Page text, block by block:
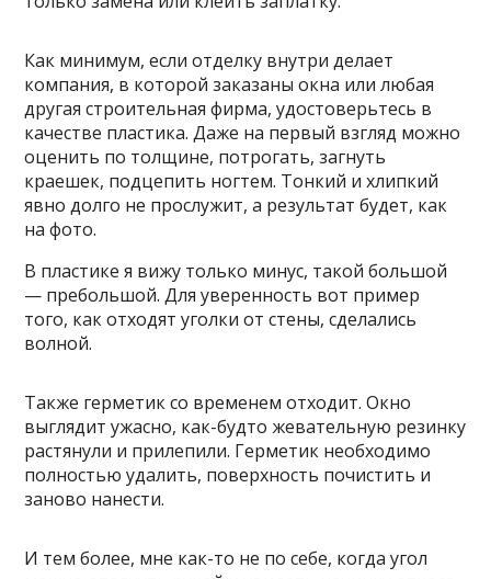
Как минимум, если отделку внутри делает
компания, в которой заказаны окна или любая
другая строительная фирма, удостоверьтесь в
качестве пластика. Даже на первый взгляд можно
оценить по толщине, потрогать, загнуть
краешек, подцепить ногтем. Тонкий и хлипкий
явно долго не прослужит, а результат будет, как
на фото.
В пластике я вижу только минус, такой большой
— пребольшой. Для уверенность вот пример
того, как отходят уголки от стены, сделались
волной.
Также герметик со временем отходит. Окно
выглядит ужасно, как-будто жевательную резинку
растянули и прилепили. Герметик необходимо
полностью удалить, поверхность почистить и
заново нанести.
И тем более, мне как-то не по себе, когда угол